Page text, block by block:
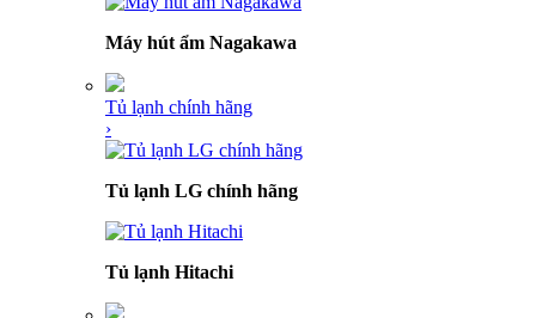
Máy hút ẩm Nagakawa
Tủ lạnh chính hãng
›
Tủ lạnh LG chính hãng
Tủ lạnh Hitachi